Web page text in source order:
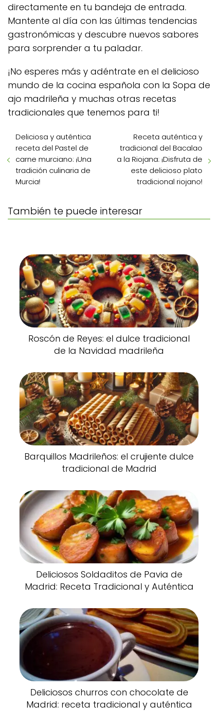
directamente en tu bandeja de entrada.
Mantente al día con las últimas tendencias
gastronómicas y descubre nuevos sabores
para sorprender a tu paladar.
¡No esperes más y adéntrate en el delicioso
mundo de la cocina española con la Sopa de
ajo madrileña y muchas otras recetas
tradicionales que tenemos para ti!
Deliciosa y auténtica
receta del Pastel de
carne murciano: ¡Una
tradición culinaria de
Murcia!
Receta auténtica y
tradicional del Bacalao
a la Riojana: ¡Disfruta de
este delicioso plato
tradicional riojano!
También te puede interesar
Roscón de Reyes: el dulce tradicional
de la Navidad madrileña
Barquillos Madrileños: el crujiente dulce
tradicional de Madrid
Deliciosos Soldaditos de Pavia de
Madrid: Receta Tradicional y Auténtica
Deliciosos churros con chocolate de
Madrid: receta tradicional y auténtica